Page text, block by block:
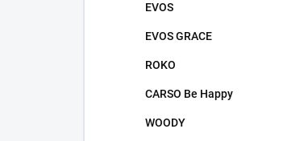
EVOS
EVOS GRACE
ROKO
CARSO Be Happy
WOODY